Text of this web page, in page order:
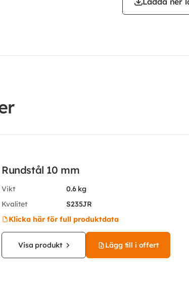
Rundstål 10 mm
Vikt
0.6 kg
Kvalitet
S235JR
Klicka här för full produktdata
Visa produkt Lägg till i offert